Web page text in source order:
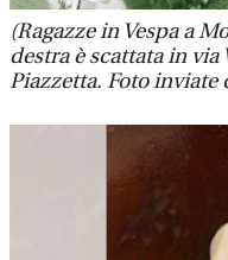
(Ragazze in Vespa a
destra è scattata in via
Piazzetta. Foto inviate